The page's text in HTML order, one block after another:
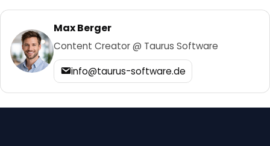
Max Berger
Content Creator @ Taurus Software
info@taurus-software.de